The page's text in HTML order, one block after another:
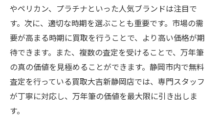
やペリカン、プラチナといった人気ブランドは注目で
す。次に、適切な時期を選ぶことも重要です。市場の需
要が高まる時期に買取を行うことで、より高い価格が期
待できます。また、複数の査定を受けることで、万年筆
の真の価値を見極めることができます。静岡市内で無料
査定を行っている買取大吉新静岡店では、専門スタッフ
が丁寧に対応し、万年筆の価値を最大限に引き出しま
す。